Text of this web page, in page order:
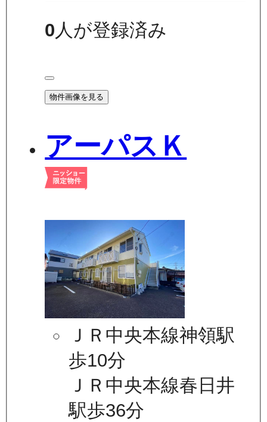
0人が登録済み
物件画像を見る
アーパスＫ
ＪＲ中央本線神領駅
歩10分
ＪＲ中央本線春日井
駅歩36分